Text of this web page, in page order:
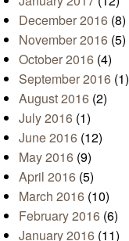
December 2016 (8)
November 2016 (5)
October 2016 (4)
September 2016 (1)
August 2016 (2)
July 2016 (1)
June 2016 (12)
May 2016 (9)
April 2016 (5)
March 2016 (10)
February 2016 (6)
January 2016 (11)